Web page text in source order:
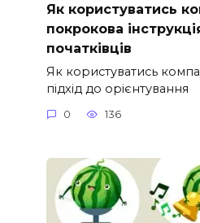
Як користуватись
покрокова
початківців
Як користуватись
підхід до орієнтування
0 136